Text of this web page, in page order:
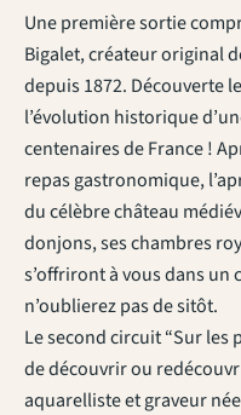
Une première sortie
Bigalet, créateur original
depuis 1872. Découverte
l’évolution historique
centenaires de France !
repas gastronomique,
du célèbre château
donjons, ses chambres
s’offriront à vous dans un
n’oublierez pas de sitôt.
Le second circuit “Sur les
de découvrir ou
aquarelliste et graveur